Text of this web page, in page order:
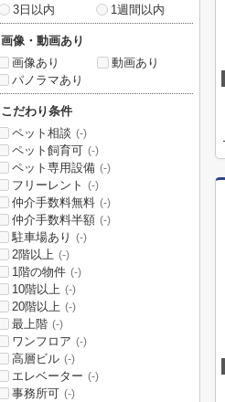
3日以内
1週間以内
画像・動画あり
画像あり
動画あり
パノラマあり
こだわり条件
ペット相談 (-)
ペット飼育可 (-)
ペット専用設備 (-)
フリーレント (-)
仲介手数料無料 (-)
仲介手数料半額 (-)
駐車場あり (-)
2階以上 (-)
1階の物件 (-)
10階以上 (-)
20階以上 (-)
最上階 (-)
ワンフロア (-)
高層ビル (-)
エレベーター (-)
事務所可 (-)